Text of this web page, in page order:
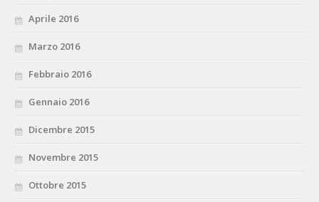
Aprile 2016
Marzo 2016
Febbraio 2016
Gennaio 2016
Dicembre 2015
Novembre 2015
Ottobre 2015